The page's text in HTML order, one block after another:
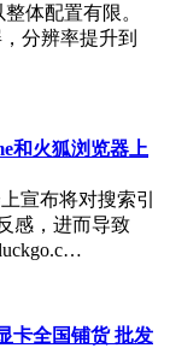
体配置有限。
分辨率提升到
和火狐浏览器上
宣布将对搜索引
感，进而导致
卡全国铺货 批发